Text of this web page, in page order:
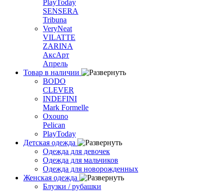
PlayToday
SENSERA
Tribuna
VeryNeat
VILATTE
ZARINA
АксАрт
Апрель
Товар в наличии
BODO
CLEVER
INDEFINI
Mark Formelle
Oxouno
Pelican
PlayToday
Детская одежда
Одежда для девочек
Одежда для мальчиков
Одежда для новорожденных
Женская одежда
Блузки / рубашки